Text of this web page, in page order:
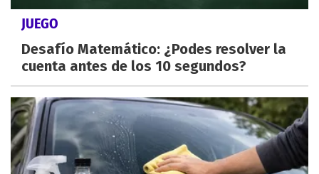
JUEGO
Desafío Matemático: ¿Podes resolver la
cuenta antes de los 10 segundos?